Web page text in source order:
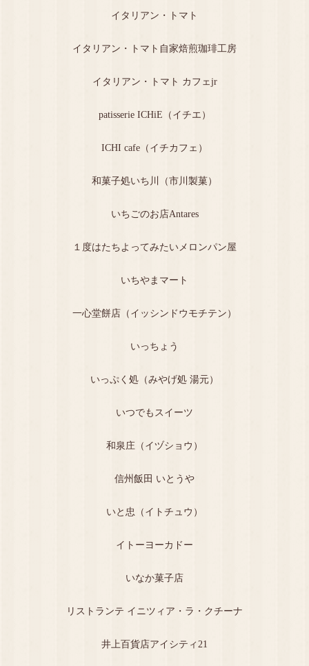
イタリアン・トマト
イタリアン・トマト自家焙煎珈琲工房
イタリアン・トマト カフェjr
patisserie ICHiE（イチエ）
ICHI cafe（イチカフェ）
和菓子処いち川（市川製菓）
いちごのお店Antares
１度はたちよってみたいメロンパン屋
いちやまマート
一心堂餅店（イッシンドウモチテン）
いっちょう
いっぷく処（みやげ処 湯元）
いつでもスイーツ
和泉庄（イヅショウ）
信州飯田 いとうや
いと忠（イトチュウ）
イトーヨーカドー
いなか菓子店
リストランテ イニツィア・ラ・クチーナ
井上百貨店アイシティ21